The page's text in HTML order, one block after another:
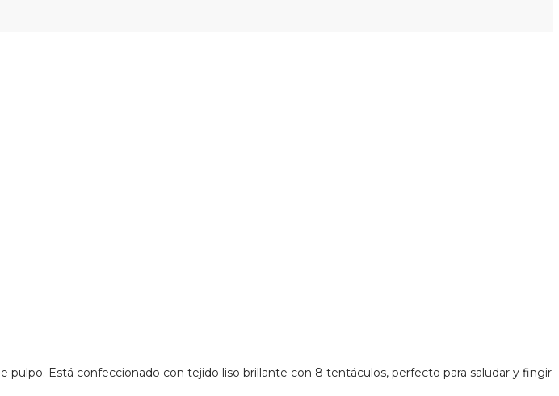
pulpo. Está confeccionado con tejido liso brillante con 8 tentáculos, perfecto para saludar y fingir